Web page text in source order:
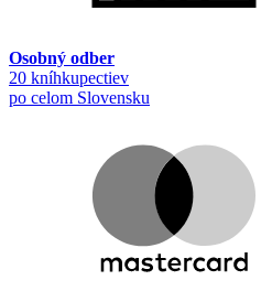
Osobný odber
20 kníhkupectiev
po celom Slovensku